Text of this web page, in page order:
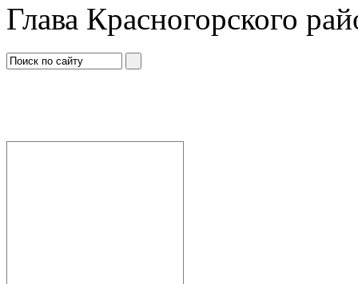
Глава Красногорского